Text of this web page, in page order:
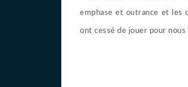
emphase et outrance et les
ont cessé de jouer pour